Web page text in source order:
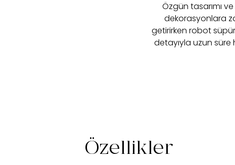
Özgün tasarımı ve
dekorasyonlara
getirirken robot
detayıyla uzun süre
Özellikler